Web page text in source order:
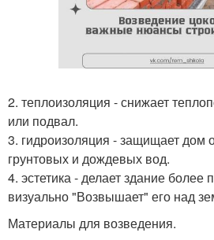
2. теплоизоляция - снижает
или подвал.
3. гидроизоляция - защищает дом
грунтовых и дождевых вод.
4. эстетика - делает здание
визуально "Возвышает" его над
Материалы для возведения.